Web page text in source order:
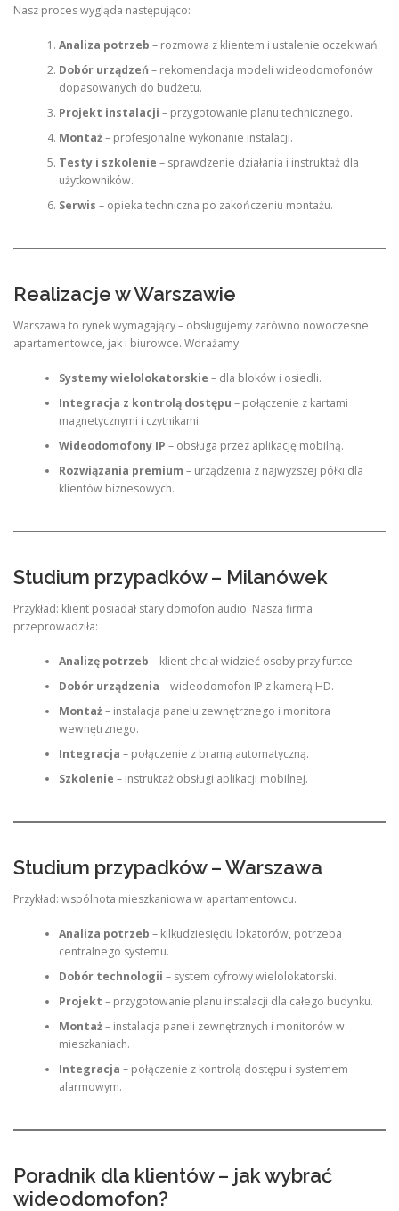
Nasz proces wygląda następująco:
Analiza potrzeb – rozmowa z klientem i ustalenie oczekiwań.
Dobór urządzeń – rekomendacja modeli wideodomofonów
dopasowanych do budżetu.
Projekt instalacji – przygotowanie planu technicznego.
Montaż– profesjonalne wykonanie instalacji.
Testy i szkolenie – sprawdzenie działania i instruktaż dla
użytkowników.
Serwis – opieka techniczna po zakończeniu montażu.
Realizacje w Warszawie
Warszawa to rynek wymagający – obsługujemy zarówno nowoczesne
apartamentowce, jak i biurowce. Wdrażamy:
Systemy wielolokatorskie – dla bloków i osiedli.
Integracja z kontrolą dostępu – połączenie z kartami
magnetycznymi i czytnikami.
Wideodomofony IP – obsługa przez aplikację mobilną.
Rozwiązania premium – urządzenia z najwyższej półki dla
klientów biznesowych.
Studium przypadków – Milanówek
Przykład: klient posiadał stary domofon audio. Nasza firma
przeprowadziła:
Analizę potrzeb – klient chciał widzieć osoby przy furtce.
Dobór urządzenia – wideodomofon IP z kamerą HD.
Montaż– instalacja panelu zewnętrznego i monitora
wewnętrznego.
Integracja – połączenie z bramą automatyczną.
Szkolenie – instruktaż obsługi aplikacji mobilnej.
Studium przypadków – Warszawa
Przykład: wspólnota mieszkaniowa w apartamentowcu.
Analiza potrzeb – kilkudziesięciu lokatorów, potrzeba
centralnego systemu.
Dobór technologii – system cyfrowy wielolokatorski.
Projekt – przygotowanie planu instalacji dla całego budynku.
Montaż– instalacja paneli zewnętrznych i monitorów w
mieszkaniach.
Integracja – połączenie z kontrolą dostępu i systemem
alarmowym.
Poradnik dla klientów – jak wybrać
wideodomofon?